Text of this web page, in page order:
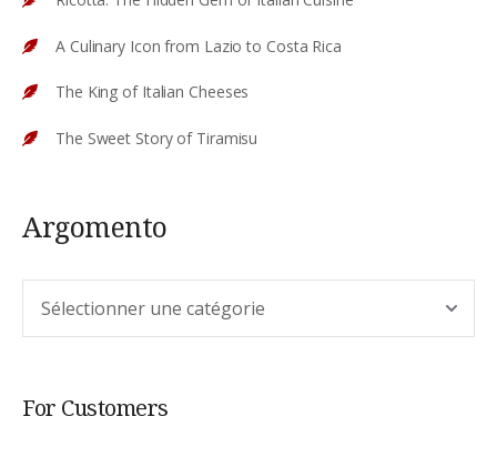
A Culinary Icon from Lazio to Costa Rica
The King of Italian Cheeses
The Sweet Story of Tiramisu
Argomento
For Customers